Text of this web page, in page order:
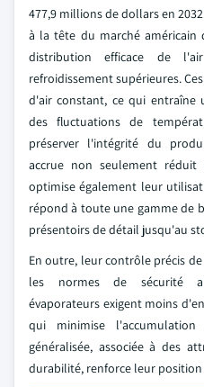
477,9 millions de dollars en
à la tête du marché américain
distribution efficace de
refroidissement supérieures.
d'air constant, ce qui entraîne
des fluctuations de
préserver l'intégrité du
accrue non seulement
optimise également leur
répond à toute une gamme de
présentoirs de détail jusqu'au
En outre, leur contrôle précis
les normes de sécurité
évaporateurs exigent moins
qui minimise
généralisée, associée à des
durabilité, renforce leur